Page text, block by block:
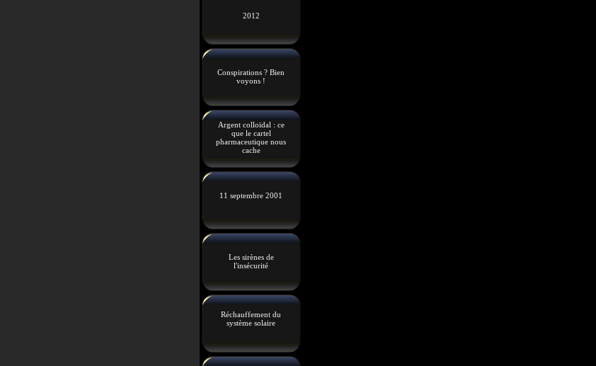
2012
Conspirations ? Bien
voyons !
Argent colloïdal : ce
que le cartel
pharmaceutique nous
cache
11 septembre 2001
Les sirènes de
l'insécurité
Réchauffement du
système solaire